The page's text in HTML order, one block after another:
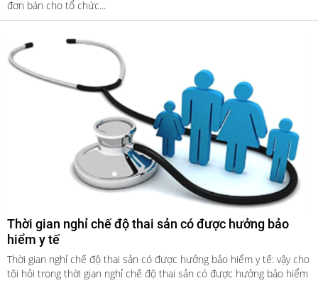
đơn bán cho tổ chức...
Thời gian nghỉ chế độ thai sản có được hưởng bảo
hiểm y tế
Thời gian nghỉ chế độ thai sản có được hưởng bảo hiểm y tế: vậy cho
tôi hỏi trong thời gian nghỉ chế độ thai sản có được hưởng bảo hiểm